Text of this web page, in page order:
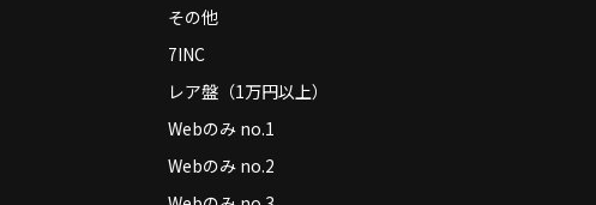
その他
7INC
レア盤（1万円以上）
Webのみ no.1
Webのみ no.2